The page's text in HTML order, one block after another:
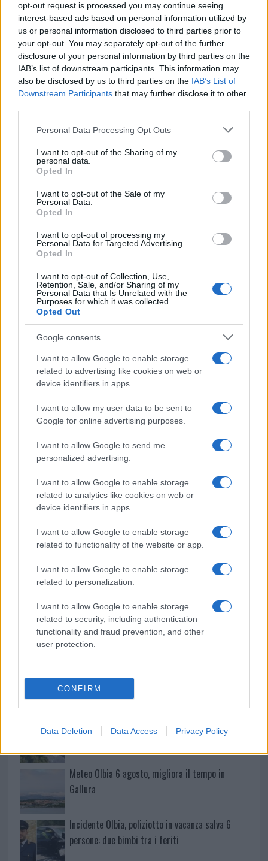
opt-out request is processed you may continue seeing
interest-based ads based on personal information utilized by
us or personal information disclosed to third parties prior to
your opt-out. You may separately opt-out of the further
disclosure of your personal information by third parties on the
IAB’s list of downstream participants. This information may
also be disclosed by us to third parties on the IAB’s List of
Downstream Participants that may further disclose it to other
Please note that this website/app uses one or more Google
not limited to your visit or usage behaviour. You may click to
grant or deny consent to Google and its third-party tags to
use your data for below specified purposes in below Google
consent section.
Personal Data Processing Opt Outs
I want to opt-out of the Sharing of my
personal data.
Opted In
I want to opt-out of the Sale of my
Personal Data.
Opted In
I want to opt-out of processing my
Personal Data for Targeted Advertising.
Opted In
I want to opt-out of Collection, Use,
Retention, Sale, and/or Sharing of my
Personal Data that Is Unrelated with the
Purposes for which it was collected.
Opted Out
Google consents
I want to allow Google to enable storage
related to advertising like cookies on web or
device identifiers in apps.
I want to allow my user data to be sent to
Google for online advertising purposes.
I want to allow Google to send me
personalized advertising.
I want to allow Google to enable storage
related to analytics like cookies on web or
device identifiers in apps.
I want to allow Google to enable storage
related to functionality of the website or app.
I want to allow Google to enable storage
related to personalization.
I want to allow Google to enable storage
related to security, including authentication
functionality and fraud prevention, and other
user protection.
CONFIRM
Data Deletion Data Access Privacy Policy
TEMI: Eventi Gallura
Rally Gallura
Rally Terra Sarda
Notizie in tempo reale?
Entra nel canale telegram di
GalluraOggi.it
Inviaci le tue segnalazioni,
Su WhatsApp al numero +39
345 356 7512
Ricevi le nostre ultime news
daGoogle News
F
ce
o
k
T
it
te
r
Pi
te
re
st
W
at
s
A
p
p
S
a
re
Articolo precedente
NOTIZIE RECENTI
lista delle 4 realtà più efficienti nella g…
“Sul filo del discorso”: sold out ad Olbia per il
reading su Atzeni
La Maddalena, festa per i 30 anni del Diving
center di Tegge
conducente
Turiste si perdono a Tavolara: salvate dai vigili
del fuoco
Meteo Olbia 6 agosto, migliora il tempo in
Gallura
Incidente Olbia, poliziotto in vacanza salva 6
persone: due bimbi tra i feriti